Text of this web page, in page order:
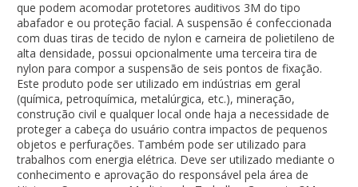
que podem acomodar protetores auditivos 3M do tipo
abafador e ou proteção facial. A suspensão é confeccionada
com duas tiras de tecido de nylon e carneira de polietileno de
alta densidade, possui opcionalmente uma terceira tira de
nylon para compor a suspensão de seis pontos de fixação.
Este produto pode ser utilizado em indústrias em geral
(química, petroquímica, metalúrgica, etc.), mineração,
construção civil e qualquer local onde haja a necessidade de
proteger a cabeça do usuário contra impactos de pequenos
objetos e perfurações. Também pode ser utilizado para
trabalhos com energia elétrica. Deve ser utilizado mediante o
conhecimento e aprovação do responsável pela área de